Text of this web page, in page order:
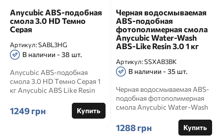
Anycubic ABS-подобная
смола 3.0 HD Темно
Серая
Артикул:SABL3HG
В наличии - 38 шт.
Anycubic ABS-подобная
смола 3.0 HD Темно Серая 1
кг Anycubic ABS Like Resin
1249 грн Купить
Черная водосмываемая
ABS-подобная
фотополимерная смола
Anycubic Water-Wash
ABS-Like Resin 3.0 1 кг
Артикул:SSXAB3BK
В наличии - 35 шт.
Черная водосмываемая ABS-
подобная фотополимерная
смола Anycubic Water-Wash
1288 грн Купить